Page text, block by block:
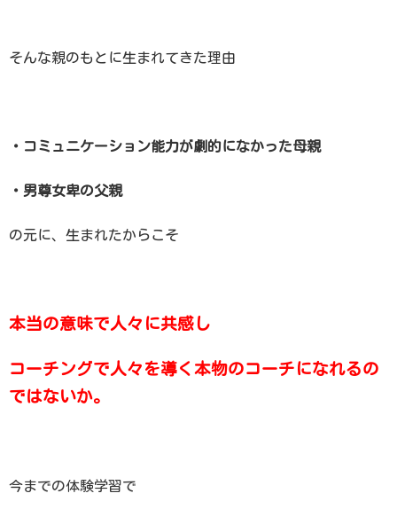
そんな親のもとに生まれてきた理由
・コミュニケーション能力が劇的になかった母親
・男尊女卑の父親
の元に、生まれたからこそ
本当の意味で人々に共感し
コーチングで人々を導く本物のコーチになれるの
ではないか。
今までの体験学習で